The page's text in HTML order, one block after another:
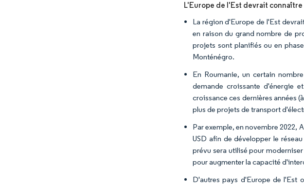
L'Europe de l'Est devrait
La région d'Europe de l'Est
en raison du grand nombre de
projets sont planifiés ou en
Monténégro.
En Roumanie, un certain
demande croissante d'énergie
croissance ces dernières années
plus de projets de transport
Par exemple, en novembre 2022,
USD afin de développer le
prévu sera utilisé pour
pour augmenter la capacité
D'autres pays d'Europe de l'Est